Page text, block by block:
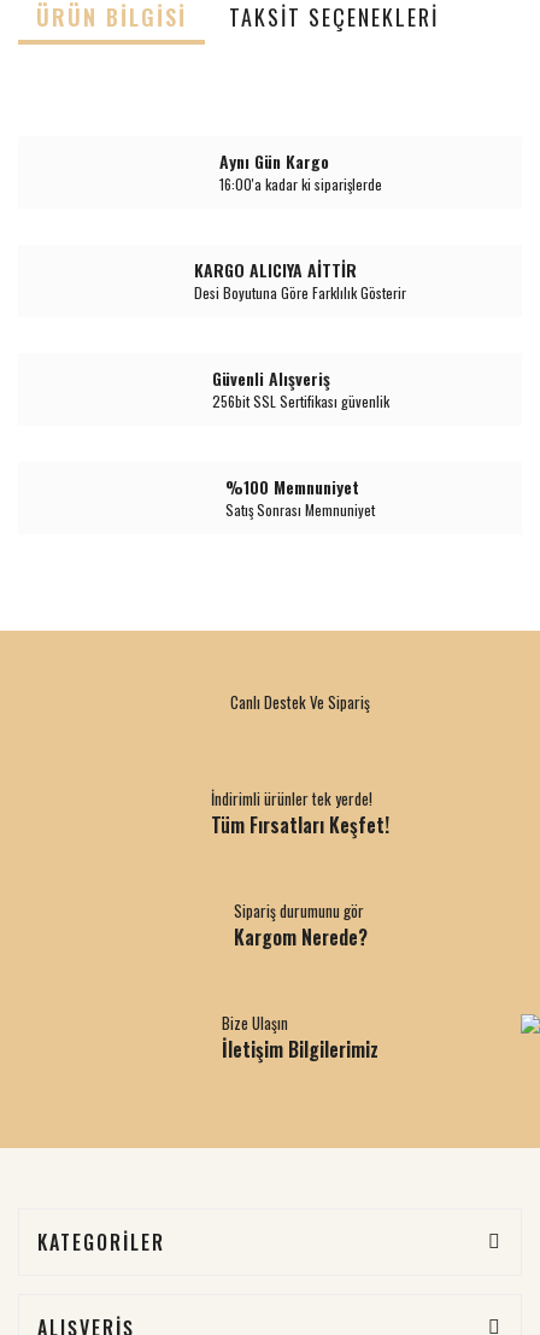
ÜRÜN BILGISI TAKSIT SEÇENEKLERI
Aynı Gün Kargo
16:00'a kadar ki siparişlerde
KARGO ALICIYA AİTTİR
Desi Boyutuna Göre Farklılık Gösterir
Güvenli Alışveriş
256bit SSL Sertifikası güvenlik
%100 Memnuniyet
Satış Sonrası Memnuniyet
Canlı Destek Ve Sipariş
İndirimli ürünler tek yerde!
Tüm Fırsatları Keşfet!
Sipariş durumunu gör
Kargom Nerede?
Bize Ulaşın
İletişim Bilgilerimiz
KATEGORİLER
ALIŞVERİŞ